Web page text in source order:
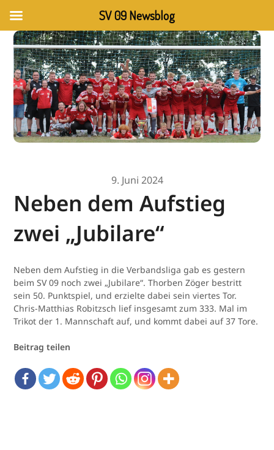
9. Juni 2024
Neben dem Aufstieg
zwei „Jubilare“
Neben dem Aufstieg in die Verbandsliga gab es gestern
beim SV 09 noch zwei „Jubilare“. Thorben Zöger bestritt
sein 50. Punktspiel, und erzielte dabei sein viertes Tor.
Chris-Matthias Robitzsch lief insgesamt zum 333. Mal im
Trikot der 1. Mannschaft auf, und kommt dabei auf 37 Tore.
Beitrag teilen
SV 09 Newsblog